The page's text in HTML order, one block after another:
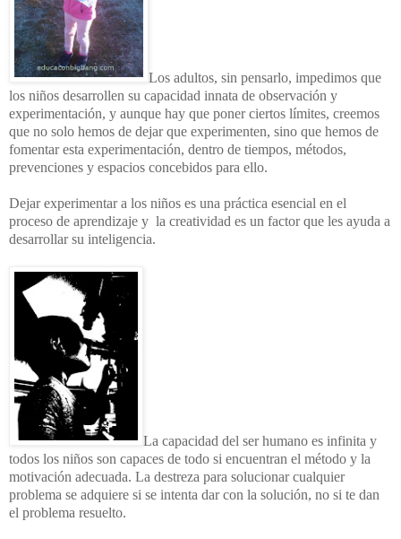
Los adultos, sin pensarlo, impedimos que
los niños desarrollen su capacidad innata de observación y
experimentación, y aunque hay que poner ciertos límites, creemos
que no solo hemos de dejar que experimenten, sino que hemos de
fomentar esta experimentación, dentro de tiempos, métodos,
prevenciones y espacios concebidos para ello.
Dejar experimentar a los niños es una práctica esencial en el
proceso de aprendizaje y la creatividad es un factor que les ayuda a
desarrollar su inteligencia.
La capacidad del ser humano es infinita y
todos los niños son capaces de todo si encuentran el método y la
motivación adecuada. La destreza para solucionar cualquier
problema se adquiere si se intenta dar con la solución, no si te dan
el problema resuelto.